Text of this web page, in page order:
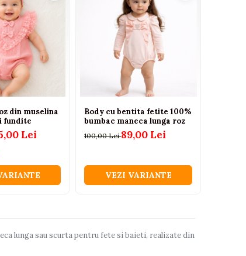
din muselina
fundite
Lei
Body cu bentita fetite 100%
bumbac maneca lunga roz
100,00 Lei89,00 Lei
VEZI VARIANTE
lunga sau scurta pentru fete si baieti, realizate din